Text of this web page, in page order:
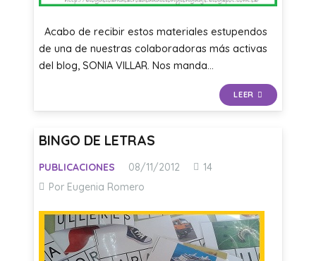
Acabo de recibir estos materiales estupendos
de una de nuestras colaboradoras más activas
del blog, SONIA VILLAR. Nos manda…
LEER
BINGO DE LETRAS
PUBLICACIONES 08/11/2012 14Comentarios
Por Eugenia Romero